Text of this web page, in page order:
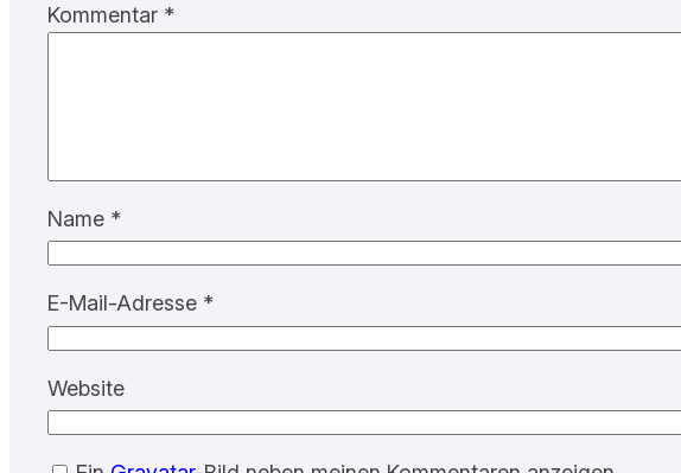
Kommentar *
Name *
E-Mail-Adresse *
Website